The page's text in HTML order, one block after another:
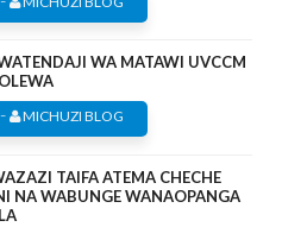
WA MATAWI UVCCM
- MICHUZI BLOG
TAIFA ATEMA CHECHE
NA WABUNGE WANAOPANGA